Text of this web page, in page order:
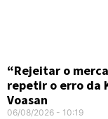
“Rejeitar o
repetir o erro da
Voasan
06/08/2026 10:19